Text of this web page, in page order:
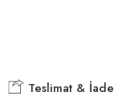
Teslimat & İade